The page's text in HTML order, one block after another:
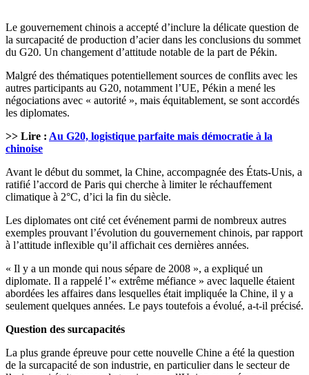
Le gouvernement chinois a accepté d’inclure la délicate question de
la surcapacité de production d’acier dans les conclusions du sommet
du G20. Un changement d’attitude notable de la part de Pékin.
Malgré des thématiques potentiellement sources de conflits avec les
autres participants au G20, notamment l’UE, Pékin a mené les
négociations avec « autorité », mais équitablement, se sont accordés
les diplomates.
>> Lire : Au G20, logistique parfaite mais démocratie à la
chinoise
Avant le début du sommet, la Chine, accompagnée des États-Unis, a
ratifié l’accord de Paris qui cherche à limiter le réchauffement
climatique à 2°C, d’ici la fin du siècle.
Les diplomates ont cité cet événement parmi de nombreux autres
exemples prouvant l’évolution du gouvernement chinois, par rapport
à l’attitude inflexible qu’il affichait ces dernières années.
« Il y a un monde qui nous sépare de 2008 », a expliqué un
diplomate. Il a rappelé l’« extrême méfiance » avec laquelle étaient
abordées les affaires dans lesquelles était impliquée la Chine, il y a
seulement quelques années. Le pays toutefois a évolué, a-t-il précisé.
Question des surcapacités
La plus grande épreuve pour cette nouvelle Chine a été la question
de la surcapacité de son industrie, en particulier dans le secteur de